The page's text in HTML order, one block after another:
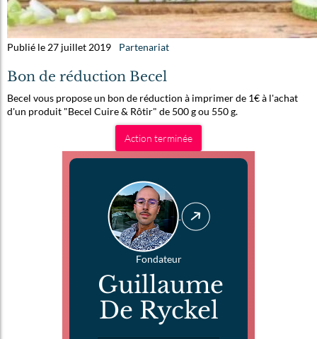
Publié le 27 juillet 2019 Partenariat
Bon de réduction Becel
Becel vous propose un bon de réduction à imprimer de 1€ à l'achat
d'un produit "Becel Cuire & Rôtir" de 500 g ou 550 g.
Action terminée
Fondateur
Guillaume
De Ryckel